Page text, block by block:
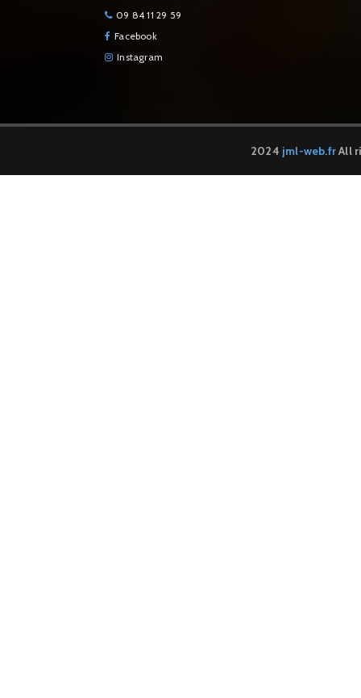
09 84 11 29 59
Facebook
Instagram
2024 jml-web.frAll